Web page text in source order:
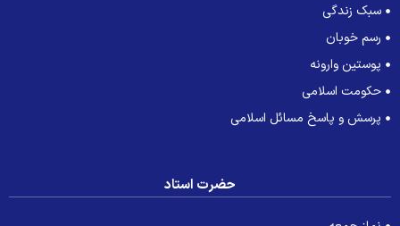
سبک زندگی
رسم خوبان
پوستین وارونه
حکومت اسلامی
پرسش و پاسخ مسائل اسلامی
حضرت استاد